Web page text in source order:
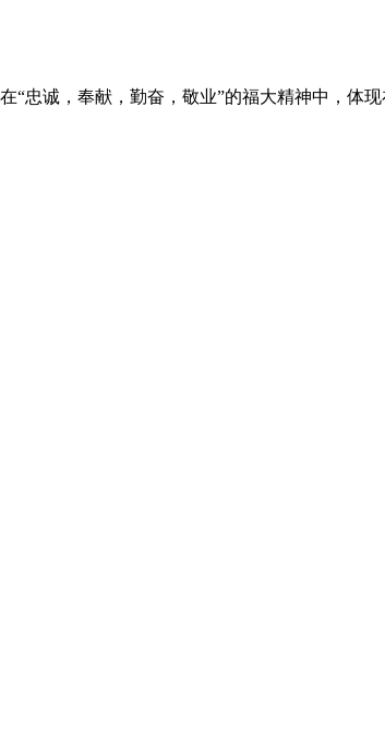
“忠诚，奉献，勤奋，敬业”的福大精神中，体